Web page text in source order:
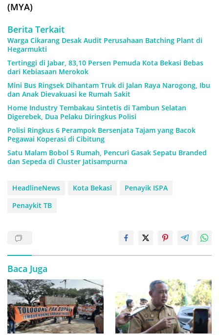
(MYA)
Berita Terkait
Warga Cikarang Desak Audit Perusahaan Batching Plant di
Hegarmukti
Tertinggi di Jabar, 83,10 Persen Pemuda Kota Bekasi Bebas
dari Kebiasaan Merokok
Mini Bus Ringsek Dihantam Truk di Jalan Raya Narogong, Ibu
dan Anak Dievakuasi ke Rumah Sakit
Home Industry Tembakau Sintetis di Tambun Selatan
Digerebek, Dua Pelaku Diringkus Polisi
Polisi Ringkus 6 Perampok Bersenjata Tajam yang Bacok
Pegawai Koperasi di Cibitung
Satu Malam Bobol 5 Rumah, Pencuri Gasak Sepatu Branded
dan Sepeda di Cluster Jatisampurna
HeadlineNews Kota Bekasi
Penayik ISPA
Penaykit TB
Baca Juga